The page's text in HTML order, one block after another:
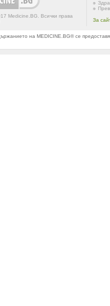
Medicine.BG. Всички права
За
на MEDICINE.BG® се